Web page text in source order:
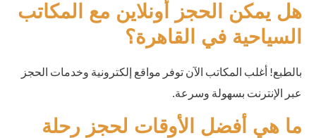
هل يمكن الحجز أونلاين مع المكاتب
السياحية في القاهرة؟
بالطبع! أغلب المكاتب الآن توفر مواقع إلكترونية وخدمات الحجز
عبر الإنترنت بسهولة وسرعة.
ما هي أفضل الأوقات لحجز رحلة